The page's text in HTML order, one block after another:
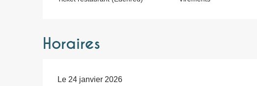
Horaires
Le 24 janvier 2026